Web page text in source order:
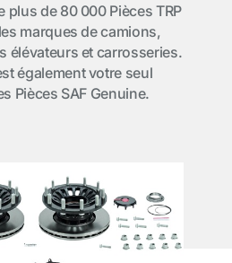
de 80 000 Pièces TRP
marques de camions,
élévateurs et carrosseries.
également votre seul
Pièces SAF Genuine.